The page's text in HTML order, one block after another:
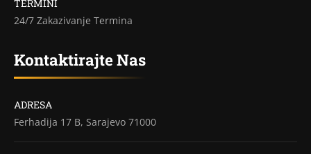
TERMINI
24/7 Zakazivanje Termina
Kontaktirajte Nas
ADRESA
Ferhadija 17 B, Sarajevo 71000